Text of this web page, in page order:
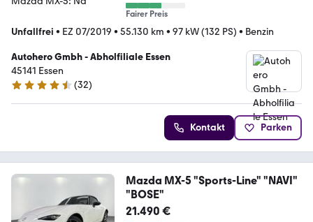
Fairer Preis
Unfallfrei • EZ 07/2019 • 55.130 km • 97 kW (132 PS) • Benzin
Autohero Gmbh - Abholfiliale Essen
45141 Essen
4.7 Sterne
(32)
Kontakt Parken
Mazda MX-5 "Sports-Line" "NAVI"
"BOSE"
21.490 €